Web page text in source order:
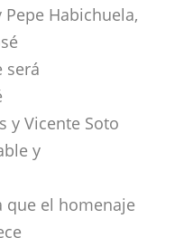
Habichuela,
será
y Vicente Soto
y
que el homenaje